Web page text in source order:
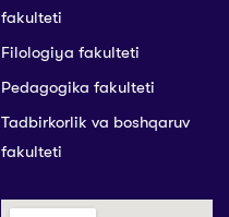
fakulteti
Filologiya fakulteti
Pedagogika fakulteti
Tadbirkorlik va boshqaruv
fakulteti